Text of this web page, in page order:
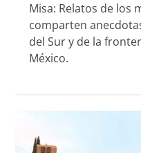
Misa: Relatos de los
comparten
del Sur y de la
México.